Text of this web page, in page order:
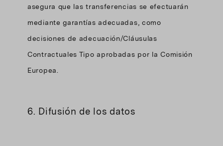
asegura que las transferencias se efectuarán
mediante garantías adecuadas, como
decisiones de adecuación/Cláusulas
Contractuales Tipo aprobadas por la Comisión
Europea.
6. Difusión de los datos